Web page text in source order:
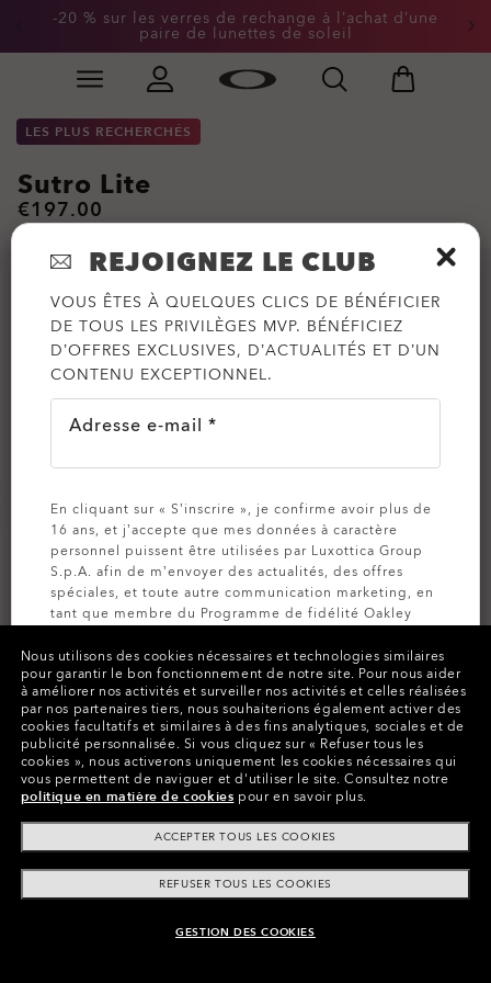
Skip to
content
-20 % sur les verres de rechange à l’achat d’une
paire de lunettes de soleil
Slide 2 of 2. -20 % sur les verres de rechange à
AJOUTER AU PANIER
LES PLUS RECHERCHÉS
Sutro Lite
€197.00
PERSONNALISEZ-LES
Couleurs (16) Verres Prizm Road Jade,
MontureMatte Black
Taille:Taille unique
AjustementLarge - Ajustement Universel
Voir guide des tailles
Nous utilisons des cookies nécessaires et technologies similaires
pour garantir le bon fonctionnement de notre site. Pour nous aider
à améliorer nos activités et surveiller nos activités et celles réalisées
par nos partenaires tiers, nous souhaiterions également activer des
cookies facultatifs et similaires à des fins analytiques, sociales et de
publicité personnalisée. Si vous cliquez sur « Refuser tous les
cookies », nous activerons uniquement les cookies nécessaires qui
vous permettent de naviguer et d'utiliser le site. Consultez notre
politique en matière de cookies pour en savoir plus.
ACCEPTER TOUS LES COOKIES
REFUSER TOUS LES COOKIES
GESTION DES COOKIES
REJOIGNEZ LE CLUB
VOUS ÊTES À QUELQUES CLICS DE BÉNÉFICIER
DE TOUS LES PRIVILÈGES MVP. BÉNÉFICIEZ
D’OFFRES EXCLUSIVES, D’ACTUALITÉS ET D’UN
CONTENU EXCEPTIONNEL.
Adresse e-mail *
En cliquant sur « S’inscrire », je confirme avoir plus de
16 ans, et j’accepte que mes données à caractère
personnel puissent être utilisées par Luxottica Group
S.p.A. afin de m’envoyer des actualités, des offres
spéciales, et toute autre communication marketing, en
tant que membre du Programme de fidélité Oakley
de Confidentialitépour plus d’informations).
INSCRIVEZ-VOUS